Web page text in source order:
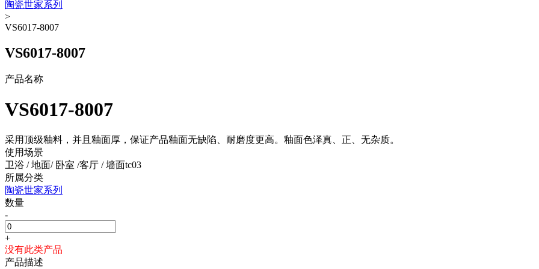
陶瓷世家系列
>
VS6017-8007
VS6017-8007
产品名称
VS6017-8007
采用顶级釉料，并且釉面厚，保证产品釉面无缺陷、耐磨度更高。釉面色泽真、正、无杂质。
使用场景
卫浴 / 地面/ 卧室 /客厅 / 墙面tc03
所属分类
陶瓷世家系列
数量
-
+
没有此类产品
产品描述